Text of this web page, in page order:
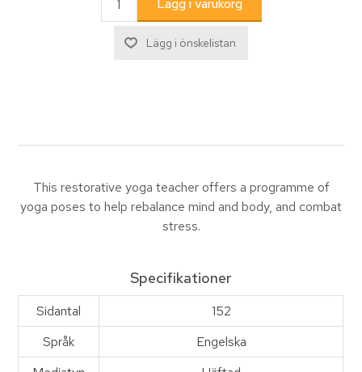
This restorative yoga teacher offers a programme of
yoga poses to help rebalance mind and body, and combat
stress.
Specifikationer
Sidantal
152
Språk
Engelska